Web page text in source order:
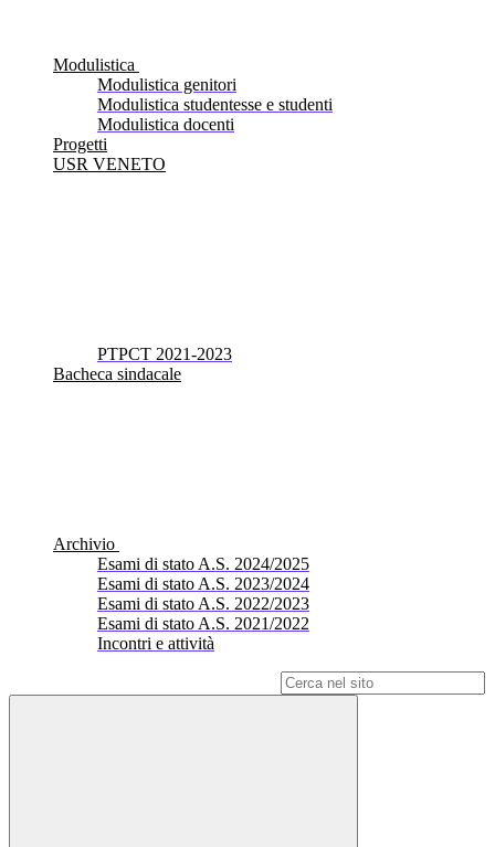
Modulistica
Modulistica genitori
Modulistica studentesse e studenti
Modulistica docenti
Progetti
USR VENETO
PTPCT 2021-2023
Bacheca sindacale
Archivio
Esami di stato A.S. 2024/2025
Esami di stato A.S. 2023/2024
Esami di stato A.S. 2022/2023
Esami di stato A.S. 2021/2022
Incontri e attività